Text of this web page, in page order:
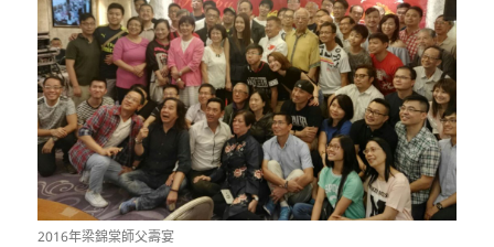
2016年梁錦棠師父壽宴